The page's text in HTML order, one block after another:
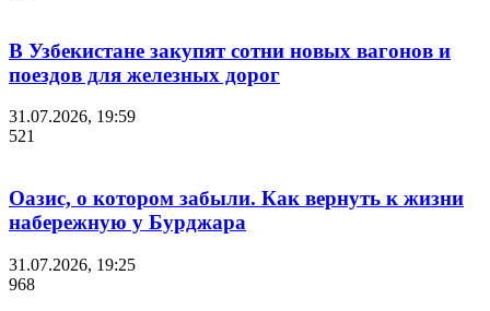
В Узбекистане закупят сотни новых вагонов и
поездов для железных дорог
31.07.2026, 19:59
521
Оазис, о котором забыли. Как вернуть к жизни
набережную у Бурджара
31.07.2026, 19:25
968